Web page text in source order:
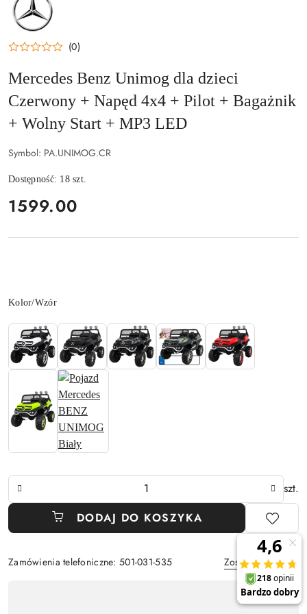
PRODUCENTA:
MERCEDES
(0)
Mercedes Benz Unimog dla dzieci
Czerwony + Napęd 4x4 + Pilot + Bagażnik
+ Wolny Start + MP3 LED
Symbol: PA.UNIMOG.CR
Dostępność: 18szt.
cena:
1599.00
Wariant
Kolor/Wzór
szt.
DODAJ DO KOSZYKA
Zamówienia telefoniczne: 501-031-535 Zostaw telefon